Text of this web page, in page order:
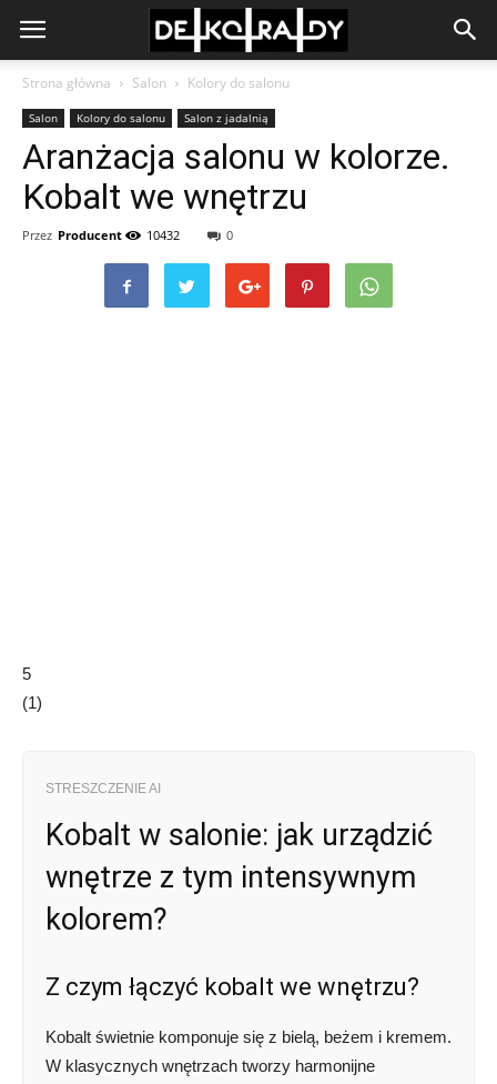
Strona główna Salon Kolory do salonu
Salon Kolory do salonu Salon z jadalnią
Aranżacja salonu w kolorze.
Kobalt we wnętrzu
Przez Producent 10432 0
5
(1)
STRESZCZENIE AI
Kobalt w salonie: jak urządzić
wnętrze z tym intensywnym
kolorem?
Z czym łączyć kobalt we wnętrzu?
Kobalt świetnie komponuje się z bielą, beżem i kremem.
W klasycznych wnętrzach tworzy harmonijne